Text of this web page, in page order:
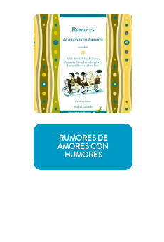
RUMORES DE
AMORES CON
HUMORES